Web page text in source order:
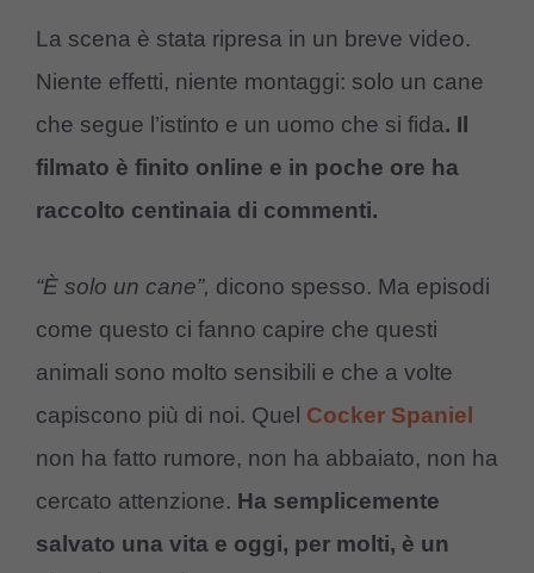
La scena è stata ripresa in un breve video.
Niente effetti, niente montaggi: solo un cane
che segue l’istinto e un uomo che si fida. Il
filmato è finito online e in poche ore ha
raccolto centinaia di commenti.
“È solo un cane”, dicono spesso. Ma episodi
come questo ci fanno capire che questi
animali sono molto sensibili e che a volte
capiscono più di noi. Quel Cocker Spaniel
non ha fatto rumore, non ha abbaiato, non ha
cercato attenzione. Ha semplicemente
salvato una vita e oggi, per molti, è un